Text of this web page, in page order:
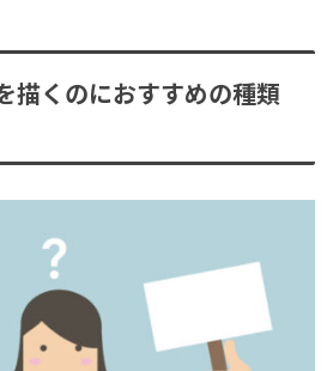
描くのにおすすめの種類